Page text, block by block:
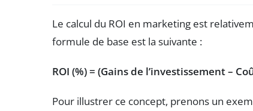
Le calcul du ROI en marketing est
formule de base est la suivante :
ROI (%) = (Gains de l’investissement –
Pour illustrer ce concept, prenons un